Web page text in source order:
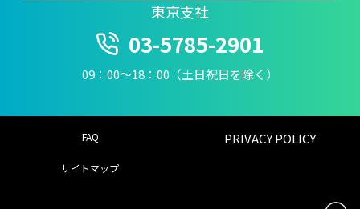
東京支社
03-5785-2901
09：00〜18：00（土日祝日を除く）
FAQ PRIVACY POLICY
サイトマップ